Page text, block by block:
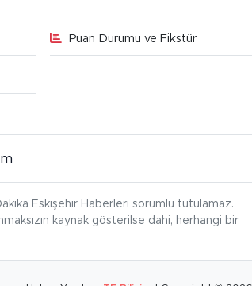
Puan Durumu ve Fikstür
Eskişehir Haberleri sorumlu tutulamaz.
kaynak gösterilse dahi, herhangi bir